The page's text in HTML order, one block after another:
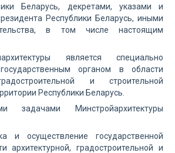
Беларусь, декретами, указами и
Республики Беларусь, иными
в том числе настоящим
является специально
органом в области
и строительной
Республики Беларусь.
задачами Минстройархитектуры
и осуществление государственной
архитектурной, градостроительной и